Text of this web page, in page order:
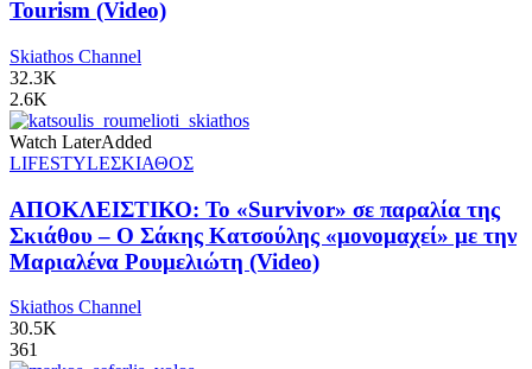
Tourism (Video)
Skiathos Channel
32.3K
2.6K
Watch LaterAdded
LIFESTYLEΣΚΙΑΘΟΣ
ΑΠΟΚΛΕΙΣΤΙΚΟ: Το «Survivor» σε παραλία της
Σκιάθου – Ο Σάκης Κατσούλης «μονομαχεί» με την
Μαριαλένα Ρουμελιώτη (Video)
Skiathos Channel
30.5K
361